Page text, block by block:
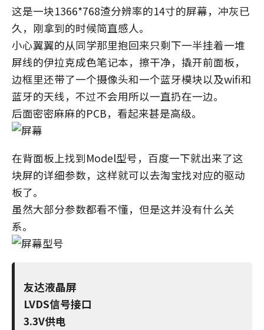
这是一块1366*768渣分辨率的14寸的屏幕，冲灰已
久，刚拿到的时候简直感人。
小心翼翼的从同学那里抱回来只剩下一半挂着一堆
屏线的伊拉克成色笔记本，擦干净，撬开前面板，
边框里还带了一个摄像头和一个蓝牙模块以及wifi和
蓝牙的天线，不过不会用所以一直扔在一边。
后面密密麻麻的PCB，看起来甚是高级。
在背面板上找到Model型号，百度一下就出来了这
块屏的详细参数，这样就可以去淘宝找对应的驱动
板了。
虽然大部分参数都看不懂，但是这并没有什么关
系。
友达液晶屏
LVDS信号接口
3.3V供电